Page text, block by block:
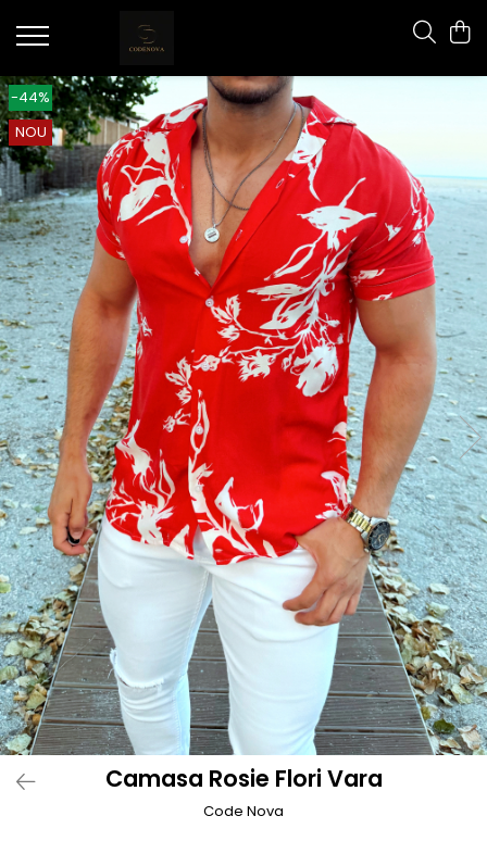
-44%
NOU
Camasa Rosie Flori Vara
Code Nova